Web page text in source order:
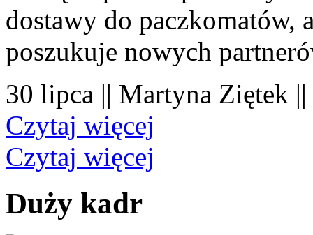
dostawy do paczkomatów,
poszukuje nowych
30 lipca || Martyna Ziętek
Czytaj więcej
Czytaj więcej
Duży kadr